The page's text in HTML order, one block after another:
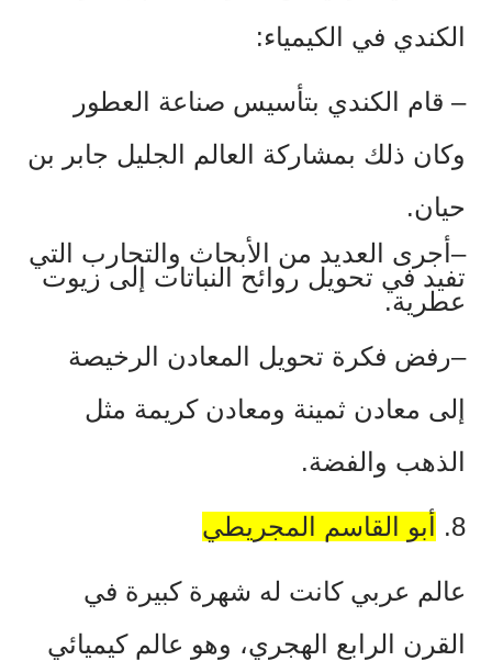
الكندي في الكيمياء:
– قام الكندي بتأسيس صناعة العطور
وكان ذلك بمشاركة العالم الجليل جابر بن
حيان.
–أجرى العديد من الأبحاث والتجارب التي
تفيد في تحويل روائح النباتات إلى زيوت
عطرية.
–رفض فكرة تحويل المعادن الرخيصة
إلى معادن ثمينة ومعادن كريمة مثل
الذهب والفضة.
8. أبو القاسم المجريطي
عالم عربي كانت له شهرة كبيرة في
القرن الرابع الهجري، وهو عالم كيميائي